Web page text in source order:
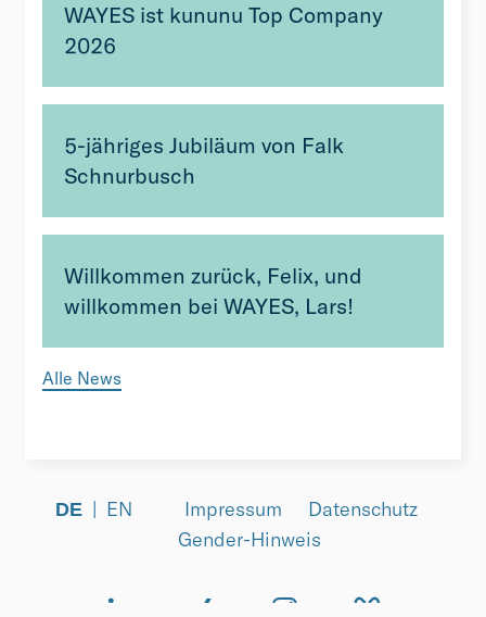
WAYES ist kununu Top Company
2026
5-jähriges Jubiläum von Falk
Schnurbusch
Willkommen zurück, Felix, und
willkommen bei WAYES, Lars!
Alle News
DE EN Impressum
Datenschutz
Gender-Hinweis